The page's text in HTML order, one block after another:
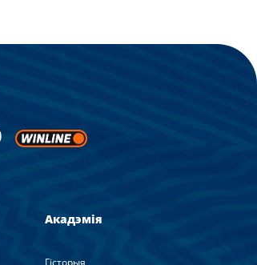
Акадэмія
Гісторыя